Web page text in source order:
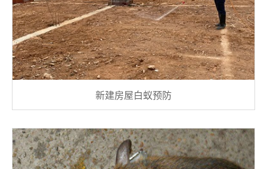
新建房屋白蚁预防